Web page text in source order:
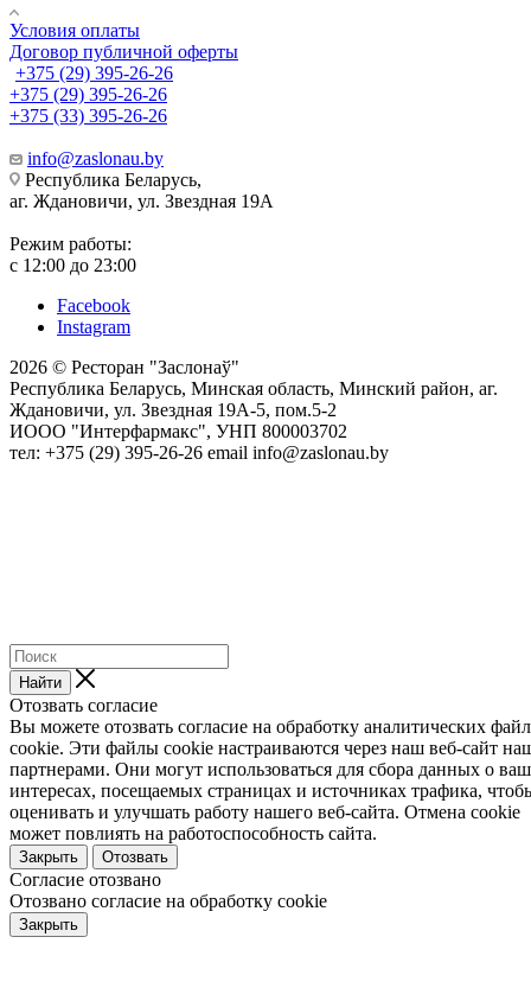
Условия оплаты
Договор публичной оферты
+375 (29) 395-26-26
+375 (29) 395-26-26
+375 (33) 395-26-26
info@zaslonau.by
Республика Беларусь,
аг. Ждановичи, ул. Звездная 19А
Режим работы:
с 12:00 до 23:00
Facebook
Instagram
2026 © Ресторан "Заслонаў"
Республика Беларусь, Минская область, Минский район, аг.
Ждановичи, ул. Звездная 19А-5, пом.5-2
ИООО "Интерфармакс", УНП 800003702
тел: +375 (29) 395-26-26 email info@zaslonau.by
Найти
Отозвать согласие
Вы можете отозвать согласие на обработку аналитических
cookie. Эти файлы cookie настраиваются через наш веб-сайт
партнерами. Они могут использоваться для сбора данных о
интересах, посещаемых страницах и источниках трафика,
оценивать и улучшать работу нашего веб-сайта. Отмена cookie
может повлиять на работоспособность сайта.
Закрыть Отозвать
Согласие отозвано
Отозвано согласие на обработку cookie
Закрыть